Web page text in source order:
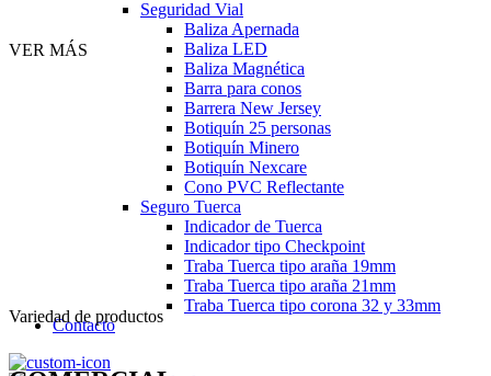
Seguridad Vial
Baliza Apernada
Baliza LED
Baliza Magnética
Barra para conos
Barrera New Jersey
Botiquín 25 personas
Botiquín Minero
Botiquín Nexcare
Cono PVC Reflectante
Seguro Tuerca
Indicador de Tuerca
Indicador tipo Checkpoint
Traba Tuerca tipo araña 19mm
Traba Tuerca tipo araña 21mm
Traba Tuerca tipo corona 32 y 33mm
Contacto
VER MÁS
Variedad de productos